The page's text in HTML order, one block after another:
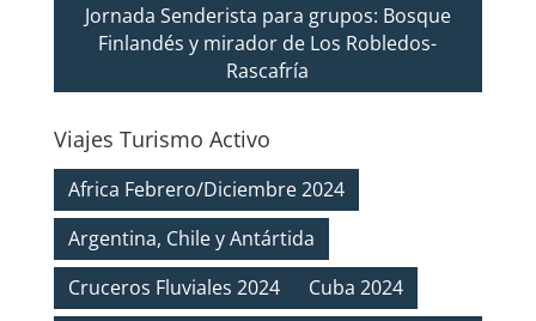
Jornada Senderista para grupos: Bosque
Finlandés y mirador de Los Robledos-
Rascafría
Viajes Turismo Activo
Africa Febrero/Diciembre 2024
Argentina, Chile y Antártida
Cruceros Fluviales 2024
Cuba 2024